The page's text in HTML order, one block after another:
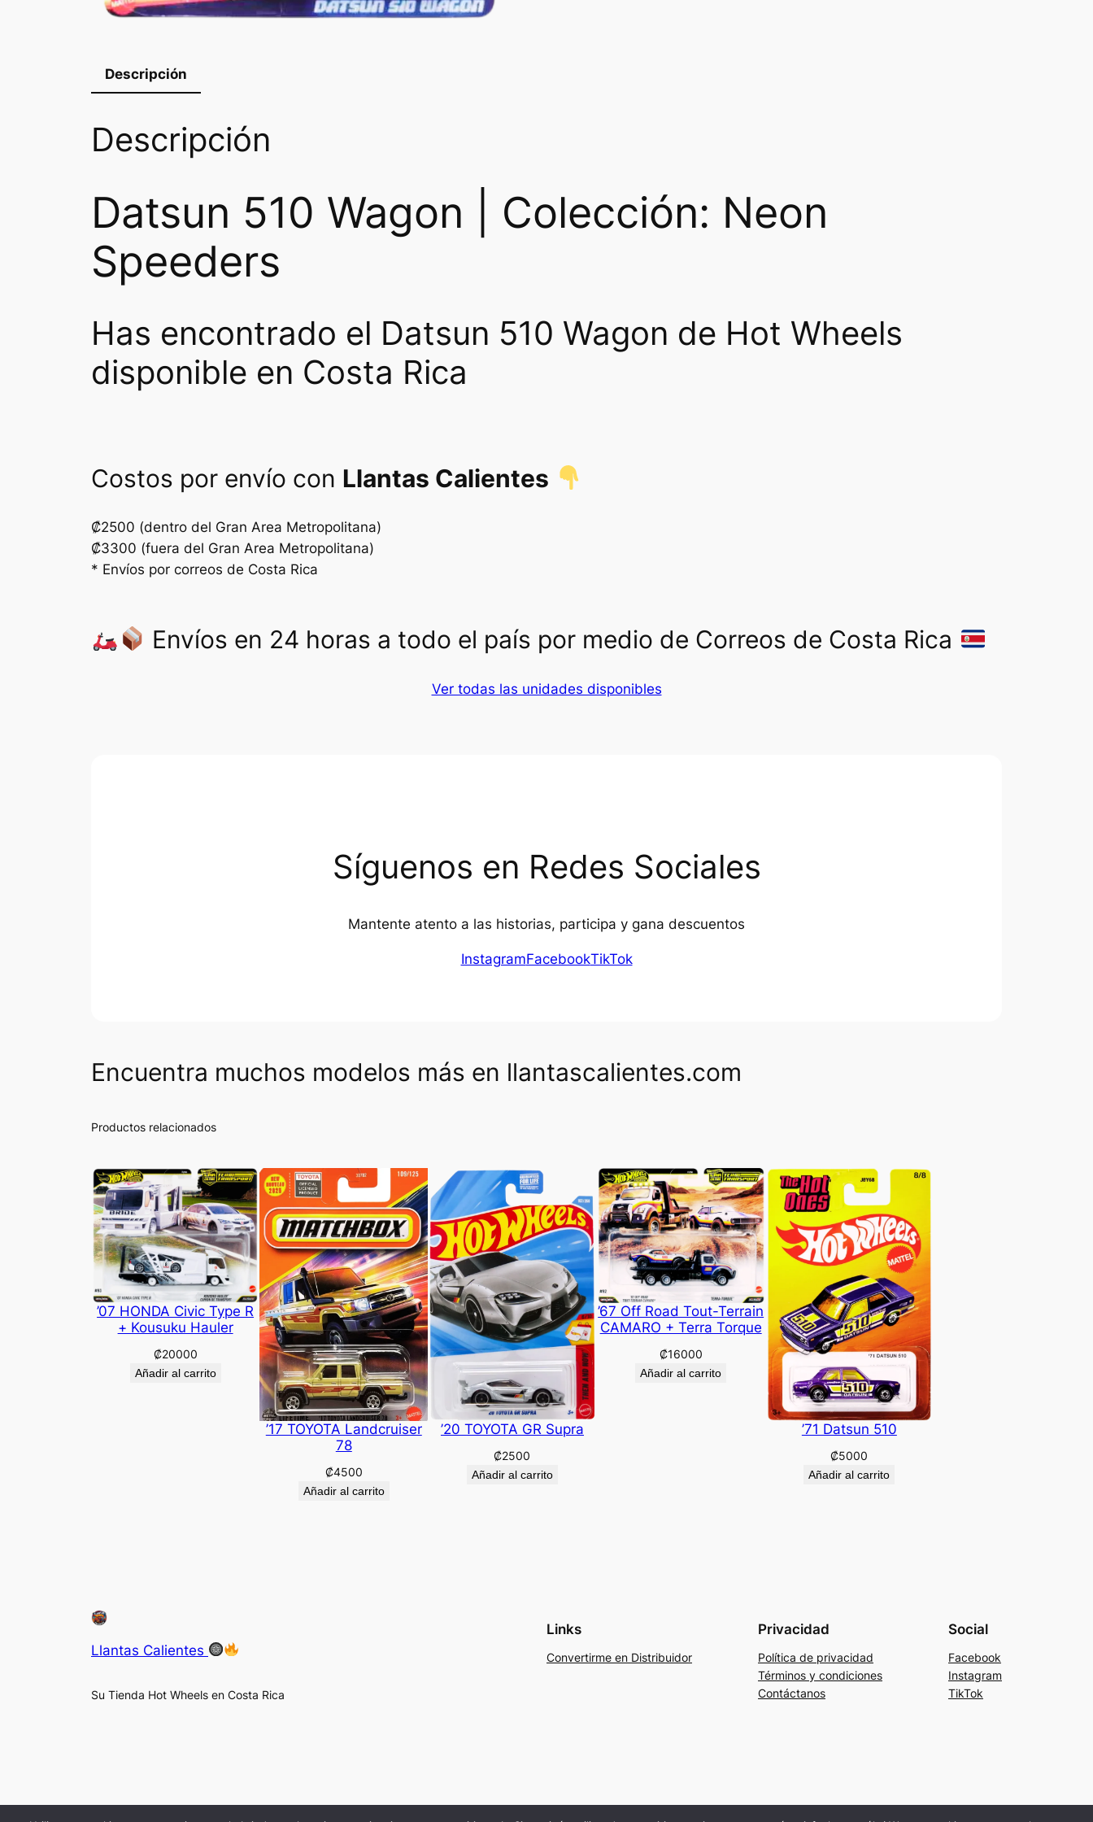
5
.
0
Descripción
Descripción
Datsun 510 Wagon | Colección: Neon
Speeders
Has encontrado el Datsun 510 Wagon de Hot Wheels
disponible en Costa Rica
Costos por envío con Llantas Calientes
₡2500 (dentro del Gran Area Metropolitana)
₡3300 (fuera del Gran Area Metropolitana)
* Envíos por correos de Costa Rica
Envíos en 24 horas a todo el país por medio de Correos de Costa Rica
Ver todas las unidades disponibles
Síguenos en Redes Sociales
Mantente atento a las historias, participa y gana descuentos
InstagramFacebookTikTok
Encuentra muchos modelos más en llantascalientes.com
Productos relacionados
’07 HONDA Civic Type R
+ Kousuku Hauler
₡20000
Añadir al carrito
’17 TOYOTA Landcruiser
78
₡4500
Añadir al carrito
’20 TOYOTA GR Supra
₡2500
Añadir al carrito
’67 Off Road Tout-Terrain
CAMARO + Terra Torque
₡16000
Añadir al carrito
’71 Datsun 510
₡5000
Añadir al carrito
Llantas Calientes
Su Tienda Hot Wheels en Costa Rica
Links
Convertirme en Distribuidor
Privacidad
Política de privacidad
Términos y condiciones
Contáctanos
Social
Facebook
Instagram
TikTok